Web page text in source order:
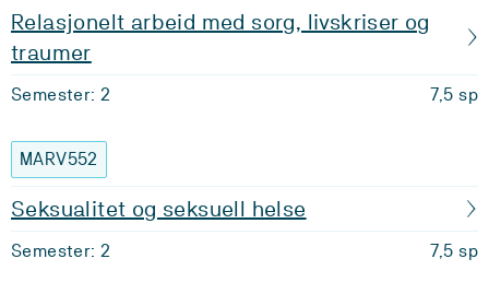
Relasjonelt arbeid med sorg, livskriser og
traumer
Semester: 2 7,5 sp
MARV552
Seksualitet og seksuell helse
Semester: 2 7,5 sp